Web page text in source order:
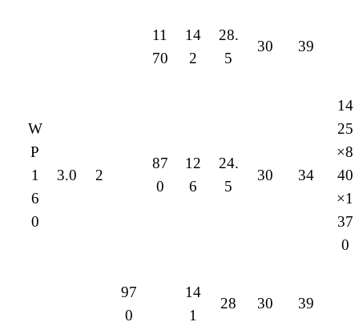
11
70
14
2
28.
5
30 39
W
P
1
6
0
3.0 2
87
0
12
6
24.
5
30 34
14
25
×8
40
×1
37
0
97
0
14
1
28 30 39